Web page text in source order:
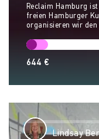
Reclaim Hamburg
freien Hamburger
organisieren wir den
644 €
Lindsay